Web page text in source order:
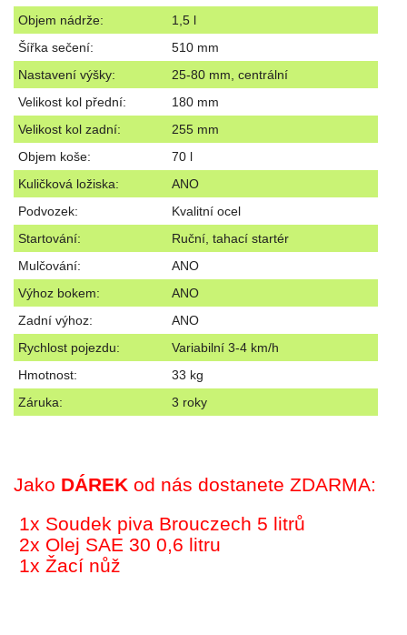
Objem nádrže:
1,5 l
Šířka sečení:
510 mm
Nastavení výšky:
25-80 mm, centrální
Velikost kol přední:
180 mm
Velikost kol zadní:
255 mm
Objem koše:
70 l
Kuličková ložiska:
ANO
Podvozek:
Kvalitní ocel
Startování:
Ruční, tahací startér
Mulčování:
ANO
Výhoz bokem:
ANO
Zadní výhoz:
ANO
Rychlost pojezdu:
Variabilní 3-4 km/h
Hmotnost:
33 kg
Záruka:
3 roky
Jako DÁREK od nás dostanete ZDARMA:
1x Soudek piva Brouczech 5 litrů
2x Olej SAE 30 0,6 litru
1x Žací nůž